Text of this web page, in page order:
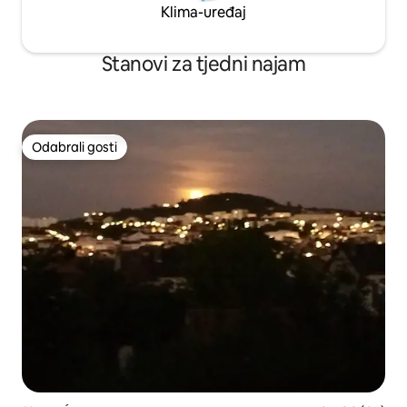
Klima-uređaj
Stanovi za tjedni najam
Odabrali gosti
Odabrali gosti